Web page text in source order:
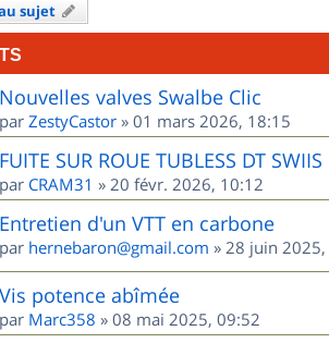
sujet
Nouvelles valves Swalbe Clic
par ZestyCastor » 01 mars 2026, 18:15
FUITE SUR ROUE TUBLESS DT
par CRAM31 » 20 févr. 2026, 10:12
Entretien d'un VTT en carbone
par hernebaron@gmail.com » 28 juin 2025,
Vis potence abîmée
par Marc358 » 08 mai 2025, 09:52